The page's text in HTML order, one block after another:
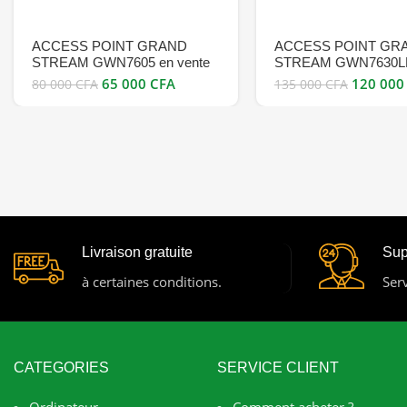
ACCESS POINT GRAND
STREAM GWN7605 en vente
au Cameroun bon prix
80 000CFA 65 000 CFA
ACCESS POINT
STREAM
135 000CFA 120 000
Livraison gratuite
à certaines conditions.
CATEGORIES SERVICE CLIENT